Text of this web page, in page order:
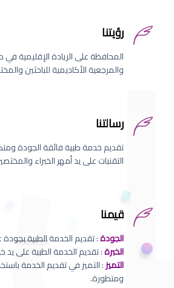
رؤيتنا
المحافظة على الريادة الإقليمية
والمرجعية الأكاديمية للباحثين
رسالتنا
تقديم خدمة طبية فائقة الجودة
التقنيات على يد أمهر الخبراء
قيمنا
الجودة: تقديم الخدمة الطبية بجودة
الخبرة: تقديم الخدمة الطبية على
التميز: التميز في تقديم الخدمة
ومتطورة.